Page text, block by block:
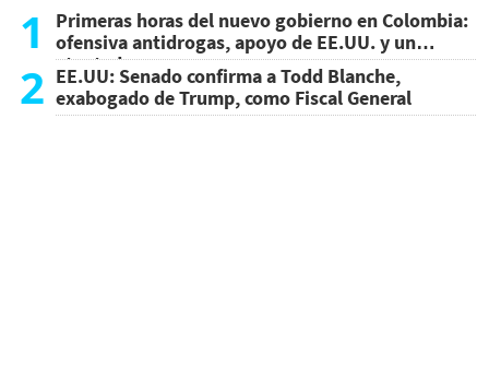
1
Primeras horas del nuevo gobierno en Colombia:
ofensiva antidrogas, apoyo de EE.UU. y un
atentado
2 EE.UU: Senado confirma a Todd Blanche,
exabogado de Trump, como Fiscal General